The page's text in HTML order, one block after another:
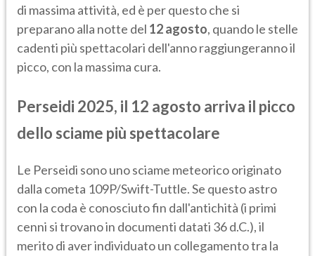
di massima attività, ed è per questo che si
preparano alla notte del 12 agosto, quando le stelle
cadenti più spettacolari dell'anno raggiungeranno il
picco, con la massima cura.
Perseidi 2025, il 12 agosto arriva il picco
dello sciame più spettacolare
Le Perseidi sono uno sciame meteorico originato
dalla cometa 109P/Swift-Tuttle. Se questo astro
con la coda è conosciuto fin dall'antichità (i primi
cenni si trovano in documenti datati 36 d.C.), il
merito di aver individuato un collegamento tra la